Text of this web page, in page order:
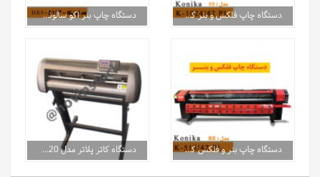
دستگاه چاپ فلکس و بنر کونیکا 1024 دستگاه چاپ بنر اکو سالونت DX5-DX7
دستگاه چاپ بنر و فلکس کونیکا 512 مدل RX دستگاه کاتر پلاتر مدل NT720